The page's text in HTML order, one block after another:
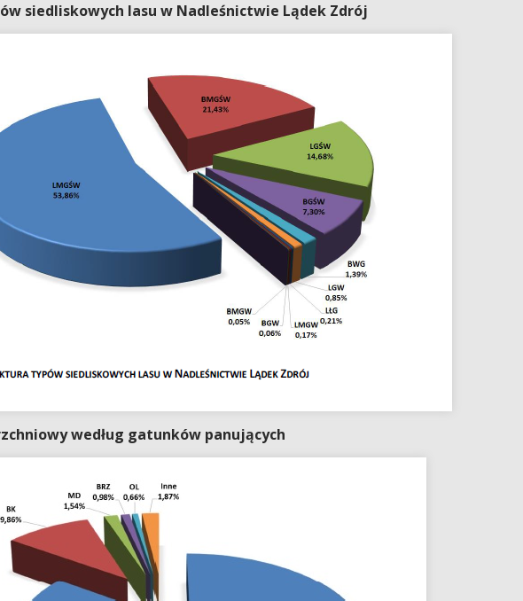
siedliskowych lasu w Nadleśnictwie Lądek Zdrój
według gatunków panujących